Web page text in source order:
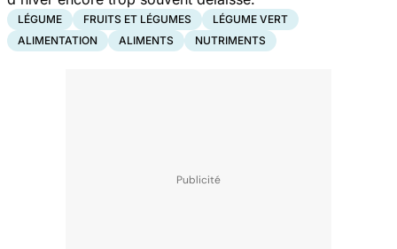
LÉGUME FRUITS ET LÉGUMES
LÉGUME VERT
ALIMENTATION
ALIMENTS NUTRIMENTS